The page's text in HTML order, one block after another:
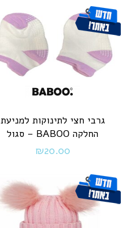
גרבי חצי לתינוקות למניעת
החלקה BABOO – סגול
₪20.00